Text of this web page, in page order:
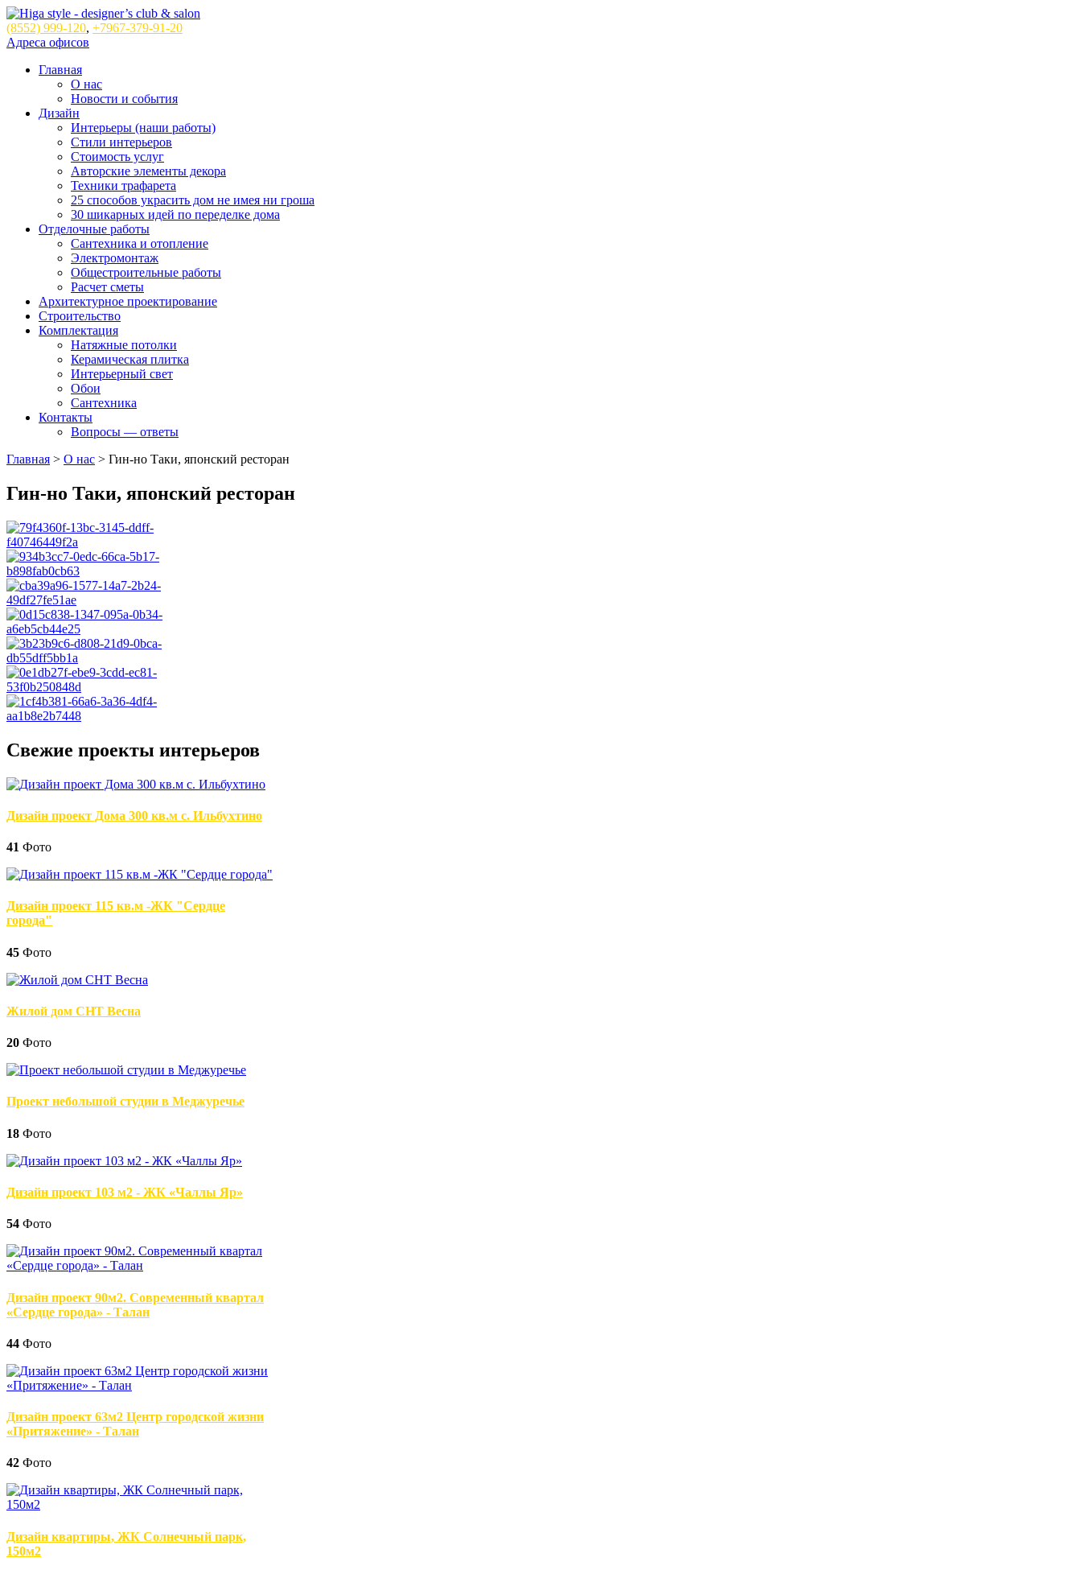
(8552) 999-120, +7967-379-91-20
Адреса офисов
Главная
О нас
Новости и события
Дизайн
Интерьеры (наши работы)
Стили интерьеров
Стоимость услуг
Авторские элементы декора
Техники трафарета
25 способов украсить дом не имея ни гроша
30 шикарных идей по переделке дома
Отделочные работы
Сантехника и отопление
Электромонтаж
Общестроительные работы
Расчет сметы
Архитектурное проектирование
Строительство
Комплектация
Натяжные потолки
Керамическая плитка
Интерьерный свет
Обои
Сантехника
Контакты
Вопросы — ответы
Главная > О нас > Гин-но Таки, японский ресторан
Гин-но Таки, японский ресторан
Свежие проекты интерьеров
Дизайн проект Дома 300 кв.м с. Ильбухтино
41 Фото
Дизайн проект 115 кв.м -ЖК "Сердце
города"
45 Фото
Жилой дом СНТ Весна
20 Фото
Проект небольшой студии в Меджуречье
18 Фото
Дизайн проект 103 м2 - ЖК «Чаллы Яр»
54 Фото
Дизайн проект 90м2. Современный квартал
«Сердце города» - Талан
44 Фото
Дизайн проект 63м2 Центр городской жизни
«Притяжение» - Талан
42 Фото
Дизайн квартиры, ЖК Солнечный парк,
150м2